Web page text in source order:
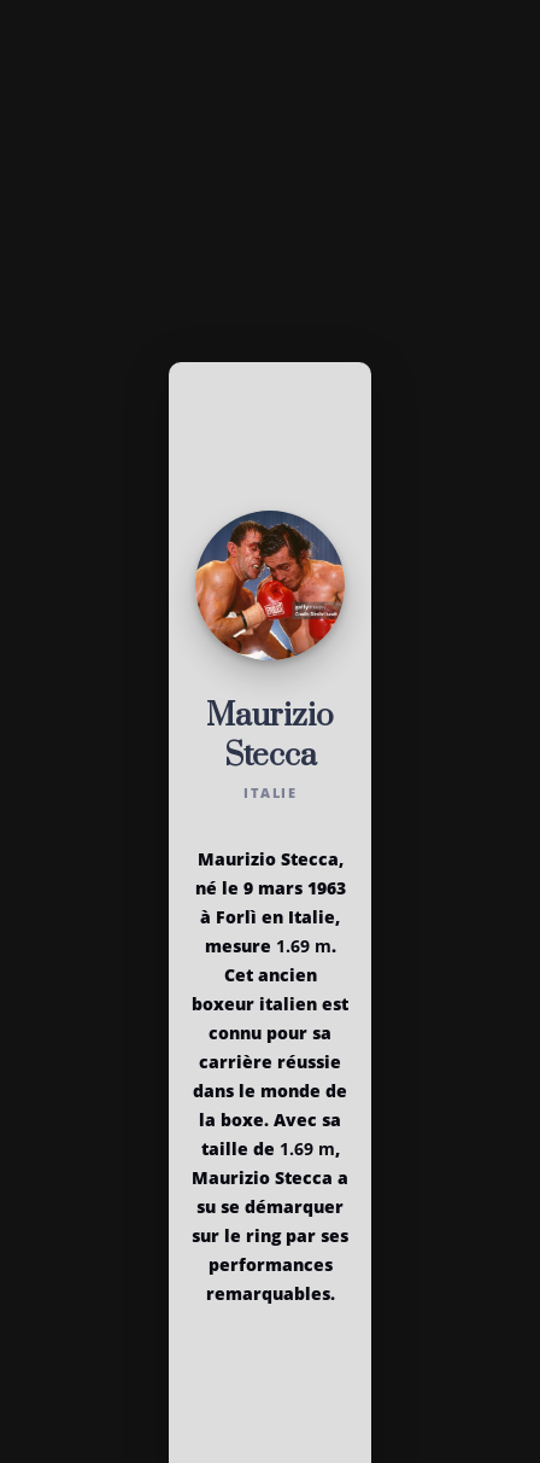
Maurizio
Stecca
ITALIE
Maurizio Stecca,
né le 9 mars 1963
à Forlì en Italie,
mesure 1.69 m.
Cet ancien
boxeur italien est
connu pour sa
carrière réussie
dans le monde de
la boxe. Avec sa
taille de 1.69 m,
Maurizio Stecca a
su se démarquer
sur le ring par ses
performances
remarquables.